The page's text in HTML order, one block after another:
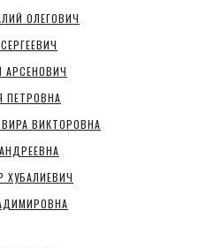
ОЛЕГОВИЧ
АРСЕНОВИЧ
ПЕТРОВНА
ВИКТОРОВНА
ХУБАЛИЕВИЧ